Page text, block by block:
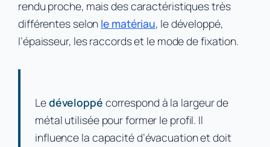
rendu proche, mais des caractéristiques très
différentes selon le matériau, le développé,
l’épaisseur, les raccords et le mode de fixation.
Ledéveloppé correspond à la largeur de
métal utilisée pour former le profil. Il
influence la capacité d’évacuation et doit